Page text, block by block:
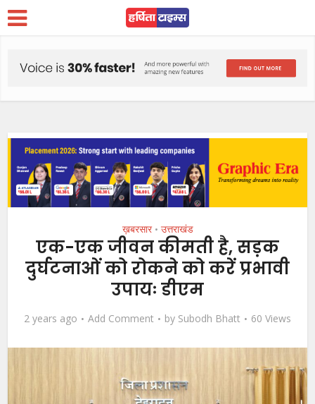
ख़बरसार • उत्तराखंड
एक-एक जीवन कीमती है, सड़क
दुर्घटनाओं को रोकने को करें प्रभावी
उपायः डीएम
2 years ago Add Comment by Subodh Bhatt 60 Views